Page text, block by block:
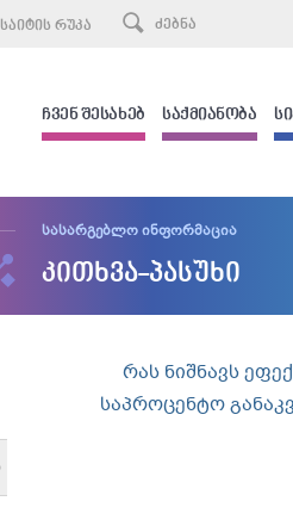
ᲡᲐᲘᲢᲘᲡ ᲠᲣᲙᲐ
ᲩᲕᲔᲜ ᲨᲔᲡᲐᲮᲔᲑ ᲡᲐᲥᲛᲘᲐᲜᲝᲑᲐ
სასარგებლო ინფორმაცია
კითხვა-პასუხი
რას ნიშნავს
საპროცენტო